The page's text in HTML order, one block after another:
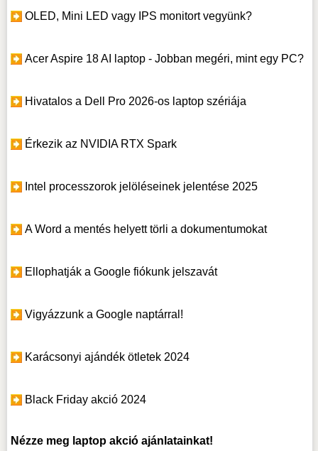
OLED, Mini LED vagy IPS monitort vegyünk?
Acer Aspire 18 AI laptop - Jobban megéri, mint egy PC?
Hivatalos a Dell Pro 2026-os laptop szériája
Érkezik az NVIDIA RTX Spark
Intel processzorok jelöléseinek jelentése 2025
A Word a mentés helyett törli a dokumentumokat
Ellophatják a Google fiókunk jelszavát
Vigyázzunk a Google naptárral!
Karácsonyi ajándék ötletek 2024
Black Friday akció 2024
Nézze meg laptop akcióajánlatainkat!